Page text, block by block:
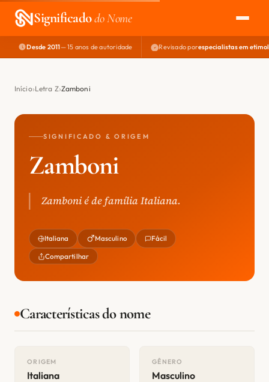
Significadodo Nome
EXPLORAR
NOME PERFEITO
Desde 2011— 15 anos de autoridade Revisado porespecialistas em
Início Letra Z Zamboni
SIGNIFICADO & ORIGEM
Zamboni
Zamboni é de família Italiana.
Italiana Masculino Fácil
Compartilhar
Características do nome
ORIGEM
Italiana
GÊNERO
Masculino